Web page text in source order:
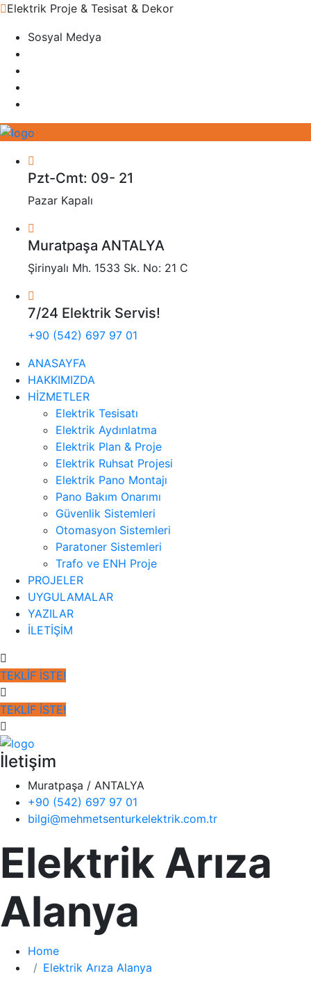
Elektrik Proje & Tesisat & Dekor
Sosyal Medya
Pzt-Cmt: 09- 21
Pazar Kapalı
Muratpaşa ANTALYA
Şirinyalı Mh. 1533 Sk. No: 21 C
7/24 Elektrik Servis!
+90 (542) 697 97 01
ANASAYFA
HAKKIMIZDA
HİZMETLER
Elektrik Tesisatı
Elektrik Aydınlatma
Elektrik Plan & Proje
Elektrik Ruhsat Projesi
Elektrik Pano Montajı
Pano Bakım Onarımı
Güvenlik Sistemleri
Otomasyon Sistemleri
Paratoner Sistemleri
Trafo ve ENH Proje
PROJELER
UYGULAMALAR
YAZILAR
İLETİŞİM
TEKLİF İSTE!
TEKLİF İSTE!
İletişim
Muratpaşa / ANTALYA
+90 (542) 697 97 01
bilgi@mehmetsenturkelektrik.com.tr
Elektrik Arıza
Alanya
Home
Elektrik Arıza Alanya